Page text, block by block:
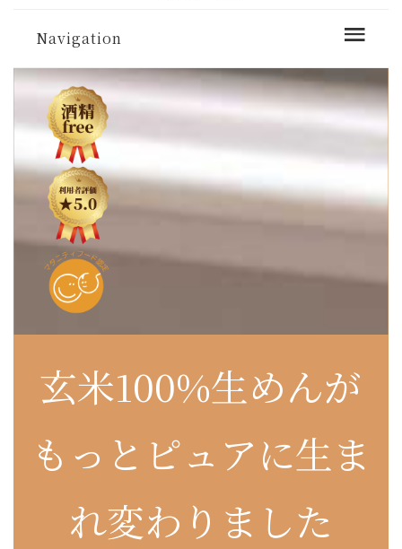
Navigation
玄米100%生めんが
もっとピュアに生ま
れ変わりました